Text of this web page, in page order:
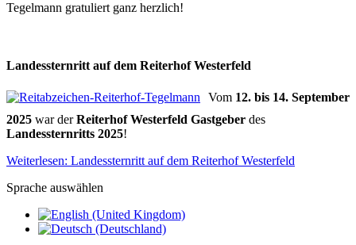
Tegelmann gratuliert ganz herzlich!
Landessternritt auf dem Reiterhof Westerfeld
Vom 12. bis 14. September
2025 war derReiterhof Westerfeld Gastgeber des
Landessternritts 2025!
Weiterlesen: Landessternritt auf dem Reiterhof Westerfeld
Sprache auswählen